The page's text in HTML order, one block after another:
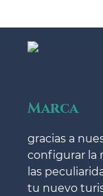
Marca
gracias a
configurar la
las
tu nuevo